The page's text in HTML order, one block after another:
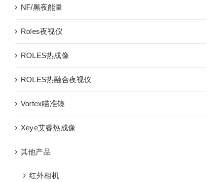
NF/黑夜能量
Roles夜视仪
ROLES热成像
ROLES热融合夜视仪
Vortex瞄准镜
Xeye艾睿热成像
其他产品
红外相机